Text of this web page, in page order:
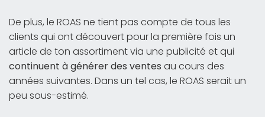
De plus, le ROAS ne tient pas compte de tous les
clients qui ont découvert pour la première fois un
article de ton assortiment via une publicité et qui
continuent à générer des ventes au cours des
années suivantes. Dans un tel cas, le ROAS serait un
peu sous-estimé.